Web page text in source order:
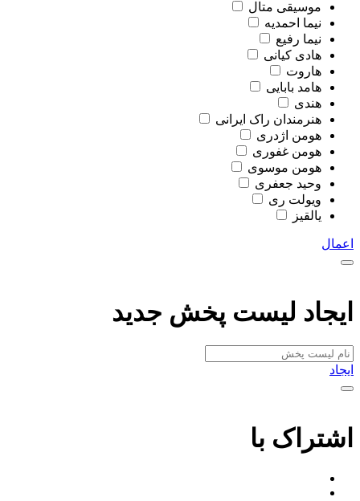
موسیقی متال
نیما احمدیه
نیما رفیع
هادی کیانی
هاروت
هامد بابایی
هندی
هنرمندان راک ایرانی
هومن اژدری
هومن غفوری
هومن موسوی
وحید جعفری
ویولت ری
یالقیز
اعمال
ایجاد لیست پخش جدید
ایجاد
اشتراک با